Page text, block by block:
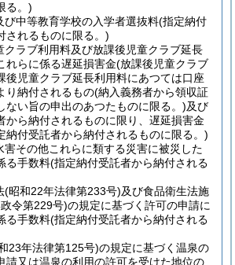
る。)
び中等教育学校の入学者選抜料(指定納付
されるものに限る。)
クラブ利用料及び放課後児童クラブ延長
れらに係る遅延損害金(放課後児童クラブ
後児童クラブ延長利用料にあつては口座
り納付されるもの(納入義務者から領収証
ない旨の申出のあつたものに限る。)及び
から納付されるものに限り、遅延損害金
納付受託者から納付されるものに限る。)
害その他これらに類する災害に被災した
る手数料(指定納付受託者から納付される
(昭和22年法律第233号)及び食品衛生法施
令第229号)の規定に基づく許可の申請に
る手数料(指定納付受託者から納付される
23年法律第125号)の規定に基づく温泉の
請又は温泉の利用の許可を受けた地位の